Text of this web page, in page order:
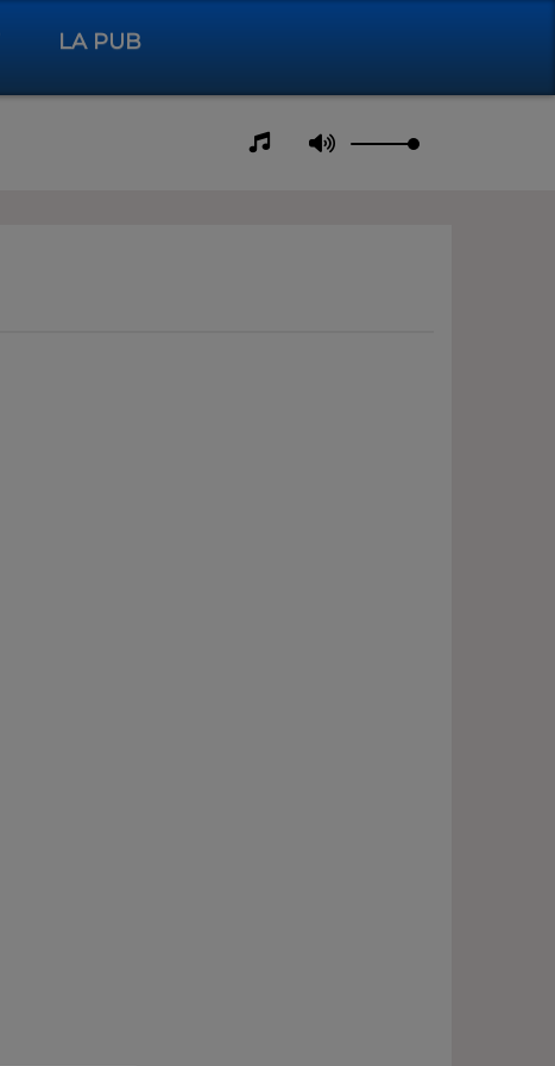
LA PUB